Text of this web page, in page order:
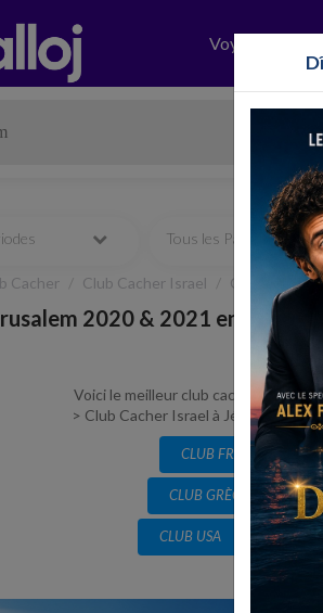
Voyages
Tous les Pays
Cacher Club Cacher Israel Club Cacher
2020 & 2021 en Israel
Voici le meilleur club cacher à
> Club Cacher Israel à Jérusalem ,
CLUB FRANCE
CLUB GRÈCE
CLUB USA CLUB